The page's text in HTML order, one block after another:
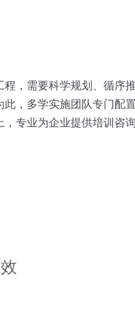
，需要科学规划、循序
，多学实施团队专门配
专业为企业提供培训咨询